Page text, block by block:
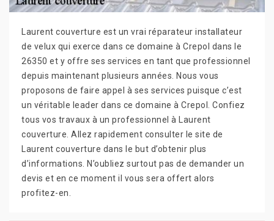
Laurent couverture est un vrai réparateur installateur
de velux qui exerce dans ce domaine à Crepol dans le
26350 et y offre ses services en tant que professionnel
depuis maintenant plusieurs années. Nous vous
proposons de faire appel à ses services puisque c’est
un véritable leader dans ce domaine à Crepol. Confiez
tous vos travaux à un professionnel à Laurent
couverture. Allez rapidement consulter le site de
Laurent couverture dans le but d’obtenir plus
d’informations. N’oubliez surtout pas de demander un
devis et en ce moment il vous sera offert alors
profitez-en.